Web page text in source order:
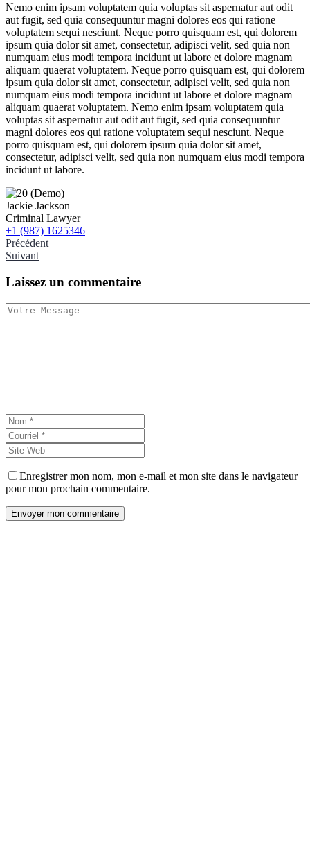
Nemo enim ipsam voluptatem quia voluptas sit aspernatur aut odit
aut fugit, sed quia consequuntur magni dolores eos qui ratione
voluptatem sequi nesciunt. Neque porro quisquam est, qui dolorem
ipsum quia dolor sit amet, consectetur, adipisci velit, sed quia non
numquam eius modi tempora incidunt ut labore et dolore magnam
aliquam quaerat voluptatem. Neque porro quisquam est, qui dolorem
ipsum quia dolor sit amet, consectetur, adipisci velit, sed quia non
numquam eius modi tempora incidunt ut labore et dolore magnam
aliquam quaerat voluptatem. Nemo enim ipsam voluptatem quia
voluptas sit aspernatur aut odit aut fugit, sed quia consequuntur
magni dolores eos qui ratione voluptatem sequi nesciunt. Neque
porro quisquam est, qui dolorem ipsum quia dolor sit amet,
consectetur, adipisci velit, sed quia non numquam eius modi tempora
incidunt ut labore.
Jackie Jackson
Criminal Lawyer
+1 (987) 1625346
Précédent
Suivant
Laissez un commentaire
Enregistrer mon nom, mon e-mail et mon site dans le navigateur
pour mon prochain commentaire.
Envoyer mon commentaire